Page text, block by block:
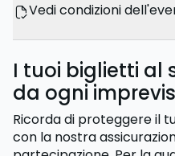
Vedi condizioni
I tuoi biglietti al
da ogni
Ricorda di proteggere il
con la nostra